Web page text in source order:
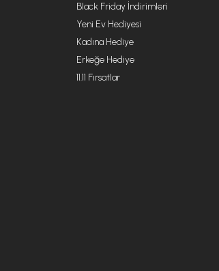
Black Friday İndirimleri
Yeni Ev Hediyesi
Kadına Hediye
Erkeğe Hediye
11.11 Fırsatlar